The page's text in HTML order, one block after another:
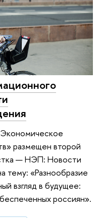
размещен второй
— НЭП: Новости
тему: «Разнообразие
взгляд в будущее:
россиян».